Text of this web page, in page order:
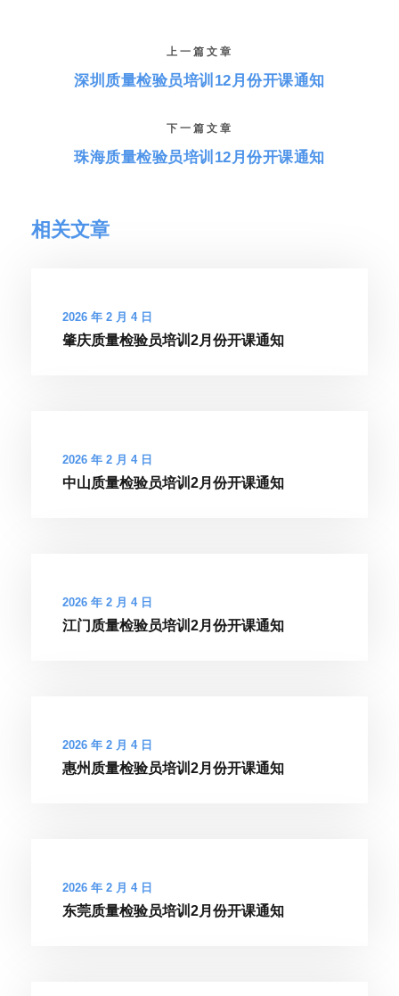
上一篇文章
深圳质量检验员培训12月份开课通知
下一篇文章
珠海质量检验员培训12月份开课通知
相关文章
2026 年 2 月 4 日
肇庆质量检验员培训2月份开课通知
2026 年 2 月 4 日
中山质量检验员培训2月份开课通知
2026 年 2 月 4 日
江门质量检验员培训2月份开课通知
2026 年 2 月 4 日
惠州质量检验员培训2月份开课通知
2026 年 2 月 4 日
东莞质量检验员培训2月份开课通知